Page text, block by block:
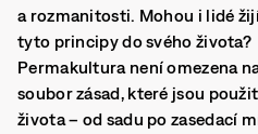
a rozmanitosti. Mohou i lidé
tyto principy do svého života?
Permakultura není omezena
soubor zásad, které jsou
života – od sadu po zasedací